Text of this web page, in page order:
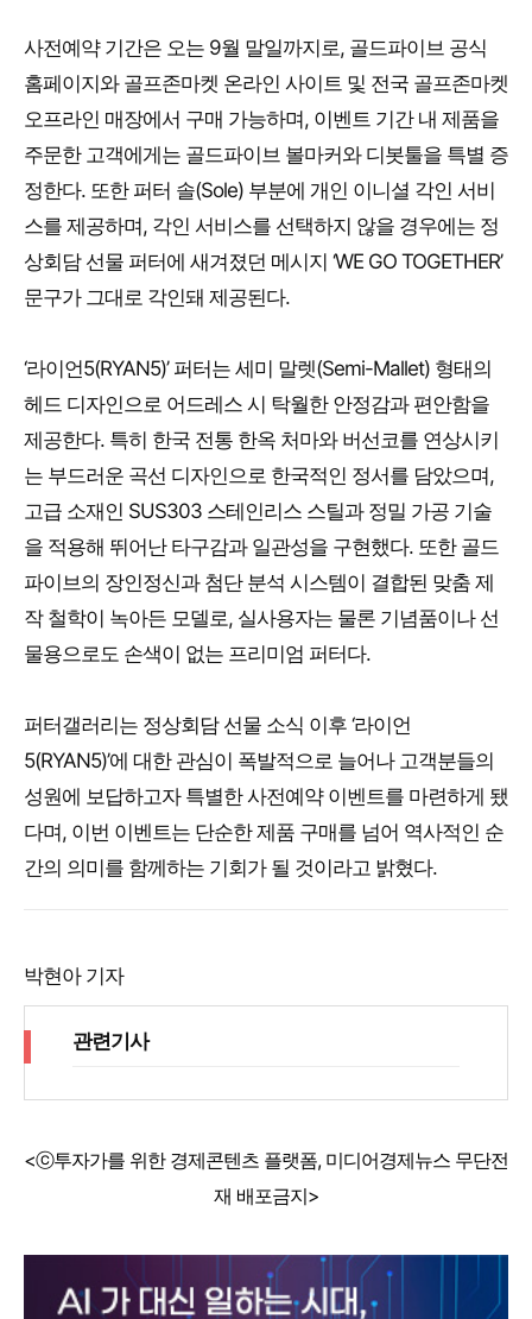
사전예약 기간은 오는 9월 말일까지로, 골드파이브 공식
홈페이지와 골프존마켓 온라인 사이트 및 전국 골프존마켓
오프라인 매장에서 구매 가능하며, 이벤트 기간 내 제품을
주문한 고객에게는 골드파이브 볼마커와 디봇툴을 특별 증
정한다. 또한 퍼터 솔(Sole) 부분에 개인 이니셜 각인 서비
스를 제공하며, 각인 서비스를 선택하지 않을 경우에는 정
상회담 선물 퍼터에 새겨졌던 메시지 ‘WE GO TOGETHER’
문구가 그대로 각인돼 제공된다.
‘라이언5(RYAN5)’ 퍼터는 세미 말렛(Semi-Mallet) 형태의
헤드 디자인으로 어드레스 시 탁월한 안정감과 편안함을
제공한다. 특히 한국 전통 한옥 처마와 버선코를 연상시키
는 부드러운 곡선 디자인으로 한국적인 정서를 담았으며,
고급 소재인 SUS303 스테인리스 스틸과 정밀 가공 기술
을 적용해 뛰어난 타구감과 일관성을 구현했다. 또한 골드
파이브의 장인정신과 첨단 분석 시스템이 결합된 맞춤 제
작 철학이 녹아든 모델로, 실사용자는 물론 기념품이나 선
물용으로도 손색이 없는 프리미엄 퍼터다.
퍼터갤러리는 정상회담 선물 소식 이후 ‘라이언
5(RYAN5)’에 대한 관심이 폭발적으로 늘어나 고객분들의
성원에 보답하고자 특별한 사전예약 이벤트를 마련하게 됐
다며, 이번 이벤트는 단순한 제품 구매를 넘어 역사적인 순
간의 의미를 함께하는 기회가 될 것이라고 밝혔다.
박현아 기자
관련기사
<ⓒ투자가를 위한 경제콘텐츠 플랫폼, 미디어경제뉴스 무단전
재 배포금지>